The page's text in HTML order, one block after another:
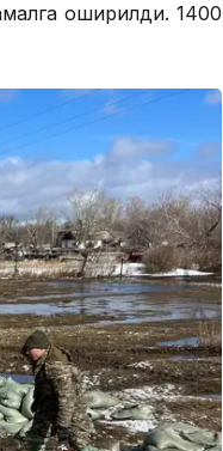
оширилди. 1400